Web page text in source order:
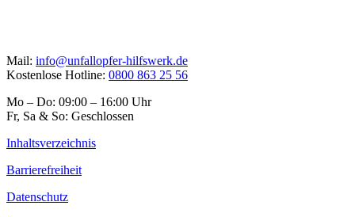
Mail: info@unfallopfer-hilfswerk.de
Kostenlose Hotline: 0800 863 25 56
Mo – Do: 09:00 – 16:00 Uhr
Fr, Sa & So: Geschlossen
Inhaltsverzeichnis
Barrierefreiheit
Datenschutz